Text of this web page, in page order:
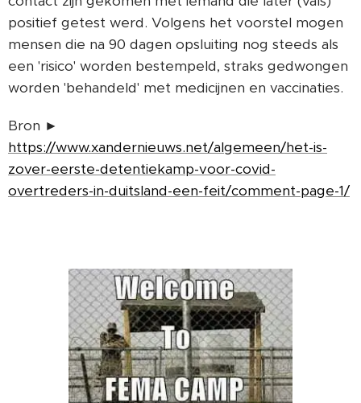
positief getest werd. Volgens het voorstel mogen
mensen die na 90 dagen opsluiting nog steeds als
een 'risico' worden bestempeld, straks gedwongen
worden 'behandeld' met medicijnen en vaccinaties.
Bron ►
https://www.xandernieuws.net/algemeen/het-is-
zover-eerste-detentiekamp-voor-covid-
overtreders-in-duitsland-een-feit/comment-page-1/